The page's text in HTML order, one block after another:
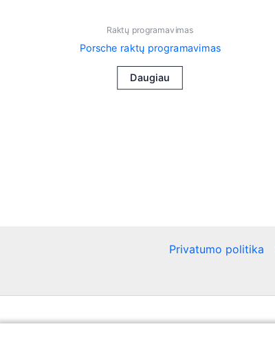
Raktų programavimas
Porsche raktų programavimas
Daugiau
Privatumo politika